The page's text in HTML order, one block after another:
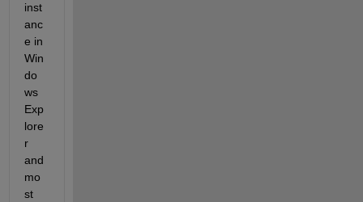
inst
anc
e in
Win
do
ws
Exp
lore
r
and
mo
st